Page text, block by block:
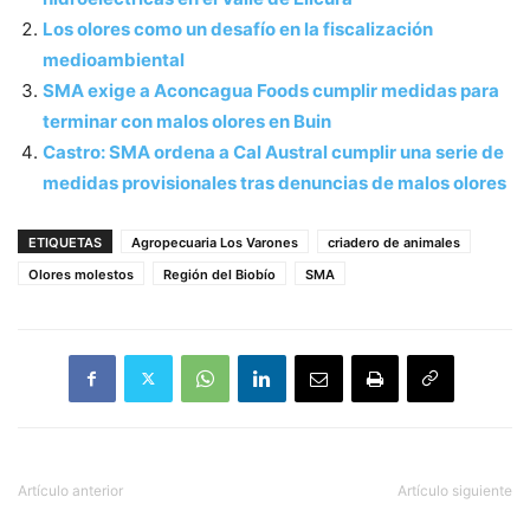
Los olores como un desafío en la fiscalización
medioambiental
SMA exige a Aconcagua Foods cumplir medidas para
terminar con malos olores en Buin
Castro: SMA ordena a Cal Austral cumplir una serie de
medidas provisionales tras denuncias de malos olores
ETIQUETAS Agropecuaria Los Varones
criadero de animales
Olores molestos
Región del Biobío SMA
Artículo anterior Artículo siguiente